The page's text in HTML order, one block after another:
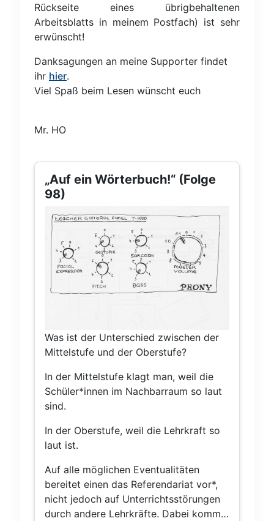
Rückseite eines übrigbehaltenen
Arbeitsblatts in meinem Postfach) ist sehr
erwünscht!
Danksagungen an meine Supporter findet
ihr hier.
Viel Spaß beim Lesen wünscht euch
Mr. HO
„Auf ein Wörterbuch!“ (Folge
98)
Was ist der Unterschied zwischen der
Mittelstufe und der Oberstufe?
In der Mittelstufe klagt man, weil die
Schüler*innen im Nachbarraum so laut
sind.
In der Oberstufe, weil die Lehrkraft so
laut ist.
Auf alle möglichen Eventualitäten
bereitet einen das Referendariat vor*,
nicht jedoch auf Unterrichtsstörungen
durch andere Lehrkräfte. Dabei kommt